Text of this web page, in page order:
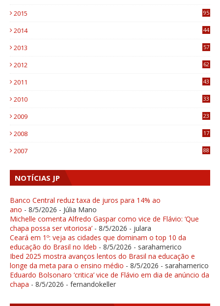
2015
95
2014
44
2013
57
2012
62
2011
43
2010
33
2009
23
2008
17
2007 88
NOTÍCIAS JP
Banco Central reduz taxa de juros para 14% ao
ano - 8/5/2026 - Júlia Mano
Michelle comenta Alfredo Gaspar como vice de Flávio: ‘Que
chapa possa ser vitoriosa’ - 8/5/2026 - julara
Ceará em 1º: veja as cidades que dominam o top 10 da
educação do Brasil no Ideb - 8/5/2026 - sarahamerico
Ibed 2025 mostra avanços lentos do Brasil na educação e
longe da meta para o ensino médio - 8/5/2026 - sarahamerico
Eduardo Bolsonaro ‘critica’ vice de Flávio em dia de anúncio da
chapa - 8/5/2026 - fernandokeller